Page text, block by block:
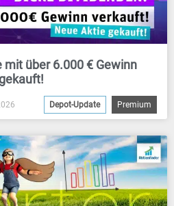
über 6.000 € Gewinn
Depot-Update Premium